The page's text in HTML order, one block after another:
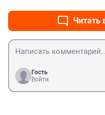
Читать
Гость
Войти